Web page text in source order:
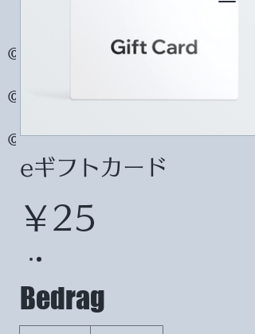
© Copyright
© Copyright
© Copyright
eギフトカード
￥25
Bedrag